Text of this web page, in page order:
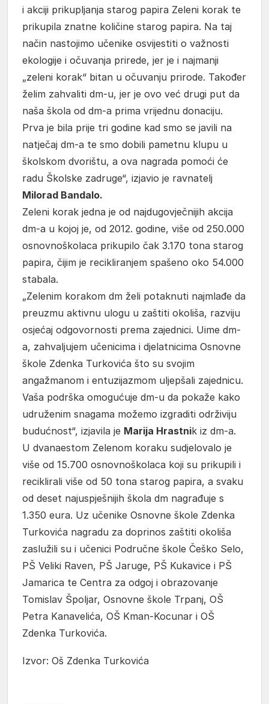
i akciji prikupljanja starog papira Zeleni korak te
prikupila znatne količine starog papira. Na taj
način nastojimo učenike osvijestiti o važnosti
ekologije i očuvanja prirede, jer je i najmanji
„zeleni korak“ bitan u očuvanju prirode. Također
želim zahvaliti dm-u, jer je ovo već drugi put da
naša škola od dm-a prima vrijednu donaciju.
Prva je bila prije tri godine kad smo se javili na
natječaj dm-a te smo dobili pametnu klupu u
školskom dvorištu, a ova nagrada pomoći će
radu Školske zadruge“, izjavio je ravnatelj
Milorad Bandalo.
Zeleni korak jedna je od najdugovječnijih akcija
dm-a u kojoj je, od 2012. godine, više od 250.000
osnovnoškolaca prikupilo čak 3.170 tona starog
papira, čijim je recikliranjem spašeno oko 54.000
stabala.
„Zelenim korakom dm želi potaknuti najmlađe da
preuzmu aktivnu ulogu u zaštiti okoliša, razviju
osjećaj odgovornosti prema zajednici. Uime dm-
a, zahvaljujem učenicima i djelatnicima Osnovne
škole Zdenka Turkovića što su svojim
angažmanom i entuzijazmom uljepšali zajednicu.
Vaša podrška omogućuje dm-u da pokaže kako
udruženim snagama možemo izgraditi održiviju
budućnost“, izjavila je Marija Hrastnik iz dm-a.
U dvanaestom Zelenom koraku sudjelovalo je
više od 15.700 osnovnoškolaca koji su prikupili i
reciklirali više od 50 tona starog papira, a svaku
od deset najuspješnijih škola dm nagrađuje s
1.350 eura. Uz učenike Osnovne škole Zdenka
Turkovića nagradu za doprinos zaštiti okoliša
zaslužili su i učenici Područne škole Češko Selo,
PŠ Veliki Raven, PŠ Jaruge, PŠ Kukavice i PŠ
Jamarica te Centra za odgoj i obrazovanje
Tomislav Špoljar, Osnovne škole Trpanj, OŠ
Petra Kanavelića, OŠ Kman-Kocunar i OŠ
Zdenka Turkovića.
Izvor: Oš Zdenka Turkovića